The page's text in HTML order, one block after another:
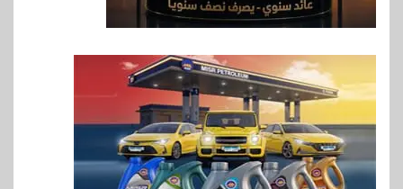
فيكسد مصر و”حلول” تتشاركان
في تطوير أول منصة للسياحة
الصحية في مصر والشرق الأوسط
وأفريقيا Tour4Cure
9
سوق وصلة